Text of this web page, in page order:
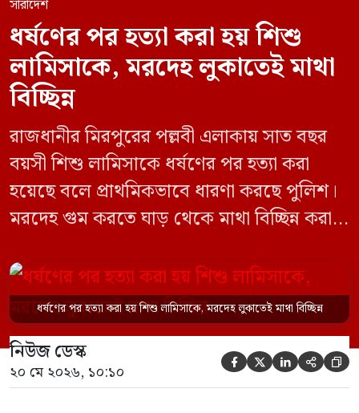
সারাদেশ
ধর্ষণের পর হত্যা করা হয় শিশু
লামিসাকে, মরদেহ লুকাতেই মাথা
বিচ্ছিন্ন
রাজধানীর মিরপুরের পল্লবী এলাকায় সাত বছর
বয়সী শিশু লামিসাকে ধর্ষণের পর হত্যা করা
হয়েছে বলে প্রাথমিকভাবে ধারণা করছে পুলিশ।
মরদেহ গুম করতে ঘাড় থেকে মাথা বিচ্ছিন্ন করা
চালানো হয় এই নৃশংস হত্যাকাণ্ডে পাশের ফ্ল্যাটের
ভাড়াটিয়া সোহেল রানা (৩০) ও তার স্ত্রী স্বপ্না
আক্তারকে (২৬) মাত্র ৭ ঘণ্টার […]
ধর্ষণের পর হত্যা করা হয় শিশু লামিসাকে, মরদেহ লুকাতেই মাথা বিচ্ছিন্ন
নিউজ ডেস্ক
২০ মে ২০২৬, ১০:১০     